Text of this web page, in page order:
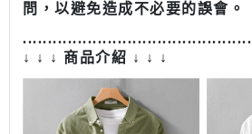
問，以避免造成不必要的誤會。
..............................................
↓ ↓ ↓ 商品介紹 ↓ ↓ ↓